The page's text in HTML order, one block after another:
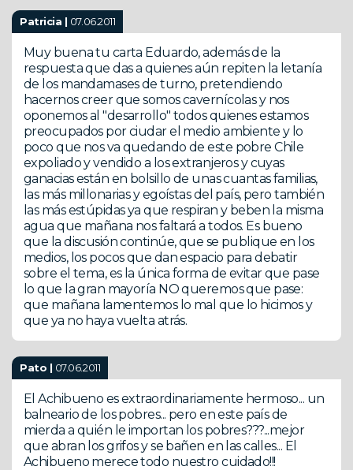
Patricia | 07.06.2011
Muy buena tu carta Eduardo, además de la
respuesta que das a quienes aún repiten la letanía
de los mandamases de turno, pretendiendo
hacernos creer que somos cavernícolas y nos
oponemos al "desarrollo" todos quienes estamos
preocupados por ciudar el medio ambiente y lo
poco que nos va quedando de este pobre Chile
expoliado y vendido a los extranjeros y cuyas
ganacias están en bolsillo de unas cuantas familias,
las más millonarias y egoístas del país, pero también
las más estúpidas ya que respiran y beben la misma
agua que mañana nos faltará a todos. Es bueno
que la discusión continúe, que se publique en los
medios, los pocos que dan espacio para debatir
sobre el tema, es la única forma de evitar que pase
lo que la gran mayoría NO queremos que pase:
que mañana lamentemos lo mal que lo hicimos y
que ya no haya vuelta atrás.
Pato | 07.06.2011
El Achibueno es extraordinariamente hermoso... un
balneario de los pobres... pero en este país de
mierda a quién le importan los pobres???...mejor
que abran los grifos y se bañen en las calles... El
Achibueno merece todo nuestro cuidado!!!